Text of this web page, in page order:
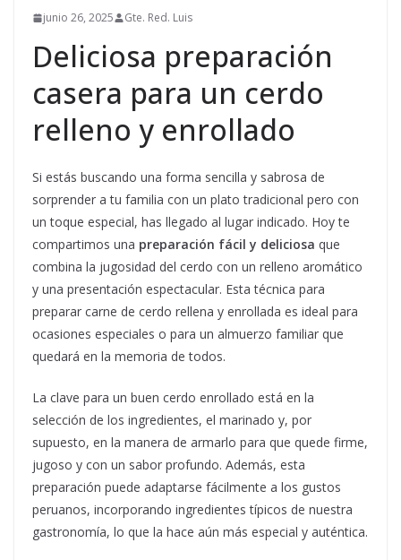
junio 26, 2025 Gte. Red. Luis
Deliciosa preparación
casera para un cerdo
relleno y enrollado
Si estás buscando una forma sencilla y sabrosa de
sorprender a tu familia con un plato tradicional pero con
un toque especial, has llegado al lugar indicado. Hoy te
compartimos una preparación fácil y deliciosa que
combina la jugosidad del cerdo con un relleno aromático
y una presentación espectacular. Esta técnica para
preparar carne de cerdo rellena y enrollada es ideal para
ocasiones especiales o para un almuerzo familiar que
quedará en la memoria de todos.
La clave para un buen cerdo enrollado está en la
selección de los ingredientes, el marinado y, por
supuesto, en la manera de armarlo para que quede firme,
jugoso y con un sabor profundo. Además, esta
preparación puede adaptarse fácilmente a los gustos
peruanos, incorporando ingredientes típicos de nuestra
gastronomía, lo que la hace aún más especial y auténtica.